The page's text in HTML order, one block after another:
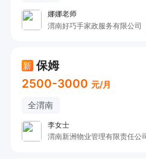
娜娜老师
渭南好巧手家政服务有限公司
新 保姆
2500-3000 元/月
全渭南
李女士
渭南新洲物业管理有限责任公